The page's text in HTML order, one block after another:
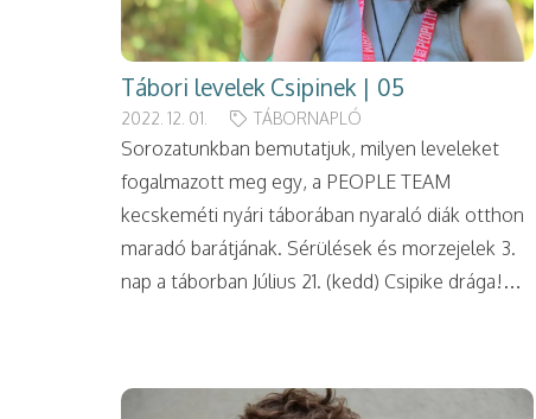
Tábori levelek Csipinek | 05
2022. 12. 01. TÁBORNAPLÓ
Sorozatunkban bemutatjuk, milyen leveleket
fogalmazott meg egy, a PEOPLE TEAM
kecskeméti nyári táborában nyaraló diák otthon
maradó barátjának. Sérülések és morzejelek 3.
nap a táborban Július 21. (kedd) Csipike drága!…